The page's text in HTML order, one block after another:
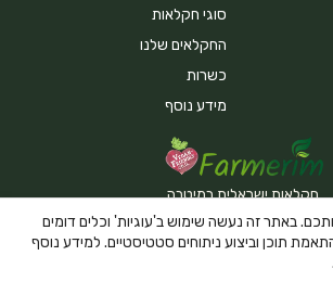
סוגי חקלאות
החקלאים שלנו
כשרות
מידע נוסף
חקלאות ישראלית במיטבה
באתר זה נעשה שימוש ב'עוגיות' וכלים דומים
תוכן וביצוע ניתוחים סטטיסטיים. למידע נוסף
.